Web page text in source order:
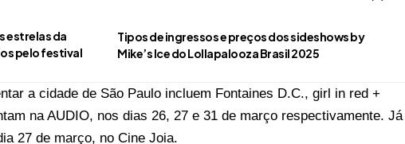
estrelas da
pelo festival
Tipos de ingressos e preços dos sideshows by
Mike’s Ice do Lollapalooza Brasil 2025
a cidade de São Paulo incluem Fontaines D.C., girl in red +
na AUDIO, nos dias 26, 27 e 31 de março respectivamente. Já
27 de março, no Cine Joia.